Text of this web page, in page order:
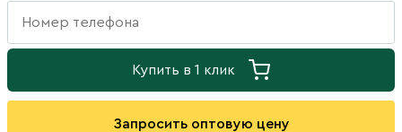
Купить в 1 клик
Запросить оптовую цену